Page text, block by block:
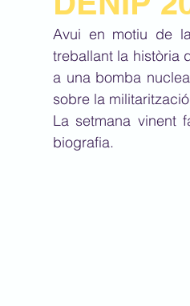
Històric: Quart (4t)
Avui en motiu de
treballant la història
a una bomba
sobre la
La setmana vinent
biografia.